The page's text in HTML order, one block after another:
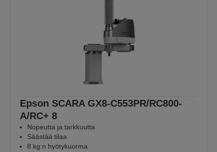
Epson SCARA GX8-C553PR/RC800-
A/RC+ 8
Nopeutta ja tarkkuutta
Säästää tilaa
8 kg:n hyötykuorma